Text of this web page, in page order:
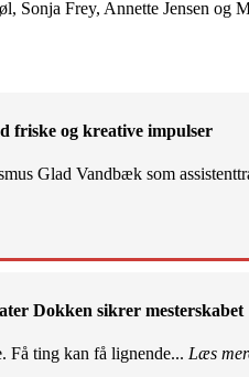
Sonja Frey, Annette Jensen og
friske og kreative impulser
Glad Vandbæk som
Dokken sikrer mesterskabet
Få ting kan få lignende... Læs